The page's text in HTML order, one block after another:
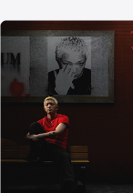
口
中
打
开)